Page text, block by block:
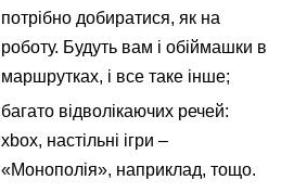
потрібно добиратися, як на
роботу. Будуть вам і обіймашки в
маршрутках, і все таке інше;
багато відволікаючих речей:
xbox, настільні ігри –
«Монополія», наприклад, тощо.